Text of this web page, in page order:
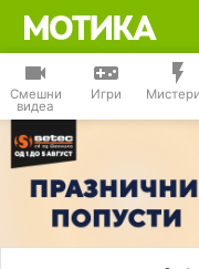
Смешни
видеа
Игри